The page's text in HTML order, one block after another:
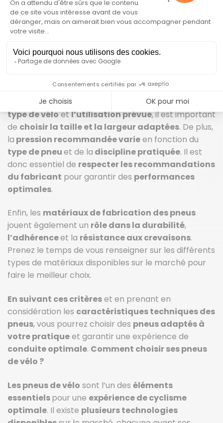
vélo
caractéristiques techniques des pneus doivent
également être prises en compte. La
déterminantspour assurer une adhérence
optimale et une conduite confortable. Selon le
type de véloetl’utilisation prévue, il est important
de choisir la taille et la largeur adaptées. De plus,
la pression recommandée varieen fonction du
type de pneuet de la discipline pratiquée. Il est
donc essentiel de respecter les recommandations
du fabricant pour garantir des performances
optimales.
Enfin, les matériaux de fabrication des pneus
jouent également un rôle dans la durabilité,
l’adhérenceet la résistance aux crevaisons.
Prenez le temps de vous renseigner sur les différents
types de matériaux disponibles sur le marché pour
faire le meilleur choix.
En suivant ces critèreset en prenant en
considération les caractéristiques techniques des
pneus, vous pourrez choisir des pneus adaptés à
votre pratiqueet garantir une expérience de
conduite optimale. Comment choisir ses pneus
de vélo ?
Les pneus de vélo sont l’un des éléments
essentielspour une expérience de cyclisme
optimale. Il existe plusieurs technologies